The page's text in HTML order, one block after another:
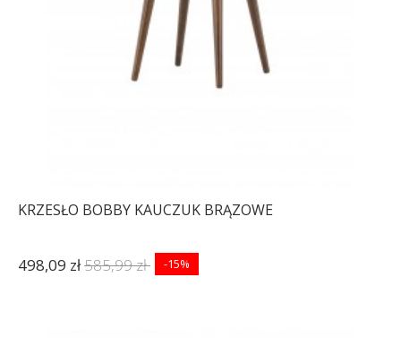
KRZESŁO BOBBY KAUCZUK BRĄZOWE
498,09 zł585,99 zł -15%